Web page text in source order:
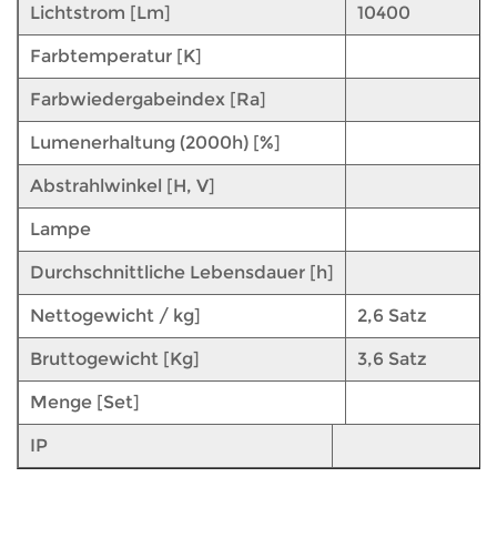
Lichtstrom [Lm] 10400
Farbtemperatur [K]
Farbwiedergabeindex [Ra]
Lumenerhaltung (2000h) [%]
Abstrahlwinkel [H, V]
Lampe
Durchschnittliche Lebensdauer [h]
Nettogewicht / kg] 2,6 Satz
Bruttogewicht [Kg] 3,6 Satz
Menge [Set]
IP